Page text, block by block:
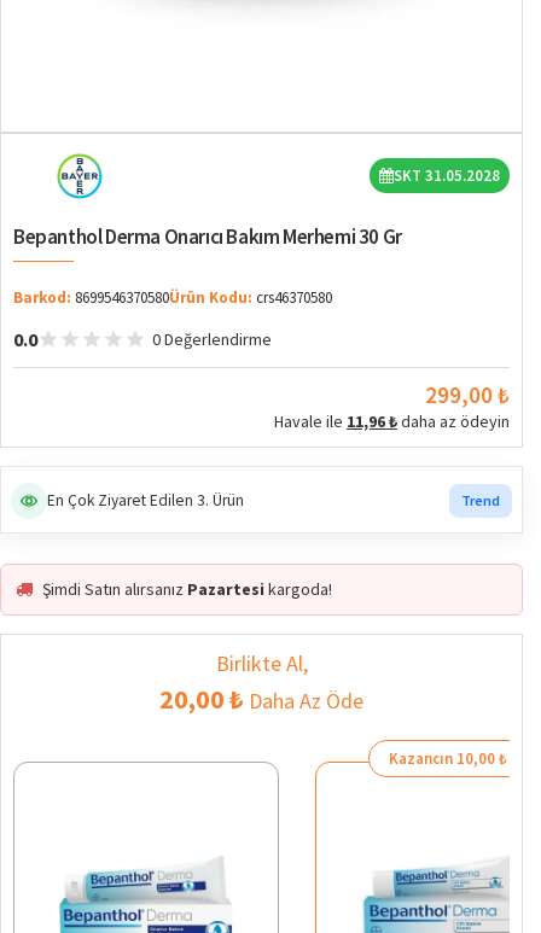
SKT 31.05.2028
Bepanthol Derma Onarıcı Bakım Merhemi 30 Gr
Barkod: 8699546370580Ürün Kodu: crs46370580
0.0 0 Değerlendirme
299,00 ₺
Havale ile 11,96 ₺daha az ödeyin
En Çok Ziyaret Edilen 3. Ürün Trend
Şimdi Satın alırsanız Pazartesi kargoda!
Birlikte Al,
20,00 ₺ Daha Az Öde
Kazancın 10,00 ₺